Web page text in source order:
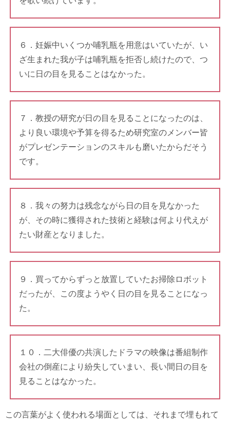
６．妊娠中いくつか哺乳瓶を用意はいていたが、い
ざ生まれた我が子は哺乳瓶を拒否し続けたので、つ
いに日の目を見ることはなかった。
７．教授の研究が日の目を見ることになったのは、
より良い環境や予算を得るため研究室のメンバー皆
がプレゼンテーションのスキルも磨いたからだそう
です。
８．我々の努力は残念ながら日の目を見なかった
が、その時に獲得された技術と経験は何より代えが
たい財産となりました。
９．買ってからずっと放置していたお掃除ロボット
だったが、この度ようやく日の目を見ることになっ
た。
１０．二大俳優の共演したドラマの映像は番組制作
会社の倒産により紛失していまい、長い間日の目を
見ることはなかった。
この言葉がよく使われる場面としては、それまで埋もれて